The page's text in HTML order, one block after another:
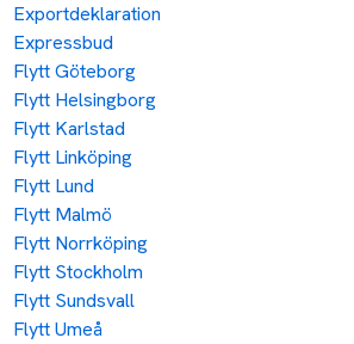
Exportdeklaration
Expressbud
Flytt Göteborg
Flytt Helsingborg
Flytt Karlstad
Flytt Linköping
Flytt Lund
Flytt Malmö
Flytt Norrköping
Flytt Stockholm
Flytt Sundsvall
Flytt Umeå